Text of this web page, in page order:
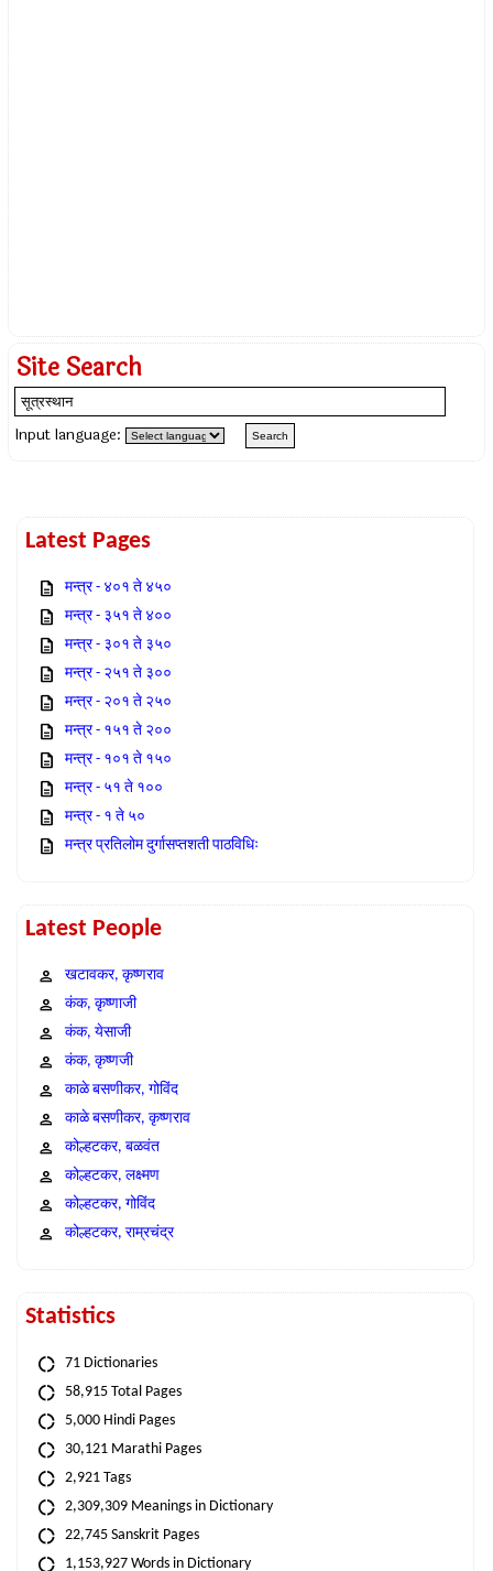
Site Search
Input language:
Latest Pages
मन्त्र - ४०१ ते ४५०
मन्त्र - ३५१ ते ४००
मन्त्र - ३०१ ते ३५०
मन्त्र - २५१ ते ३००
मन्त्र - २०१ ते २५०
मन्त्र - १५१ ते २००
मन्त्र - १०१ ते १५०
मन्त्र - ५१ ते १००
मन्त्र - १ ते ५०
मन्त्र प्रतिलोम दुर्गासप्तशती पाठविधिः
Latest People
खटावकर, कृष्णराव
कंक, कृष्णाजी
कंक, येसाजी
कंक, कृष्णजी
काळे बसणीकर, गोविंद
काळे बसणीकर, कृष्णराव
कोल्हटकर, बळवंत
कोल्हटकर, लक्ष्मण
कोल्हटकर, गोविंद
कोल्हटकर, राम्रचंद्र
Statistics
71 Dictionaries
58,915 Total Pages
5,000 Hindi Pages
30,121 Marathi Pages
2,921 Tags
2,309,309 Meanings in Dictionary
22,745 Sanskrit Pages
1,153,927 Words in Dictionary